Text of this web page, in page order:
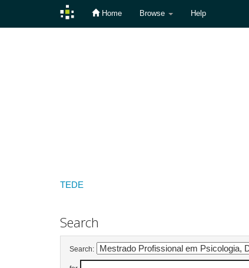
Home Browse Help
TEDE
Search
Search: